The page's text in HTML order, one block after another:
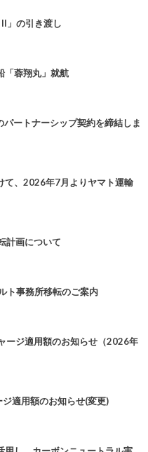
」の引き渡し
「蓉翔丸」就航
ートナーシップ契約を締結しま
て、2026年7月よりヤマト運輸
計画について
ト事務所移転のご案内
ージ適用額のお知らせ（2026年
適用額のお知らせ(変更)